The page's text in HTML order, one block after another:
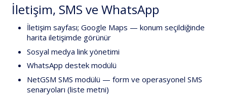
İletişim, SMS ve WhatsApp
İletişim sayfası; Google Maps — konum seçildiğinde
harita iletişimde görünür
Sosyal medya linkyönetimi
WhatsApp destek modülü
NetGSM SMS modülü — form ve operasyonel SMS
senaryoları (liste metni)